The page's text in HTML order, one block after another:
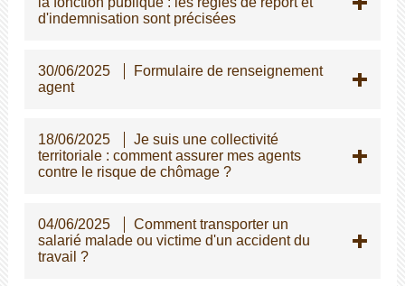
d'indemnisation sont précisées
30/06/2025
Formulaire de renseignement
agent
18/06/2025
Je suis une collectivité
territoriale : comment assurer mes agents
contre le risque de chômage ?
04/06/2025
Comment transporter un
salarié malade ou victime d'un accident du
travail ?